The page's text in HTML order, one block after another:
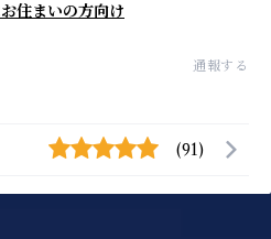
住まいの方向け
通報する
(91)